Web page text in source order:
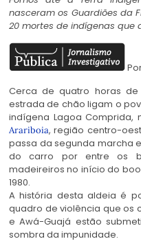
nasceram os Guardiões da
20 mortes de indígenas que
Cerca de quatro horas
estrada de chão ligam o
indígena Lagoa Comprida,
Arariboia, região centro-
passa da segunda marcha
do carro por entre os
madeireiros no início do
1980.
A história desta aldeia é
quadro de violência que os
e Awá-Guajá estão
sombra da impunidade.